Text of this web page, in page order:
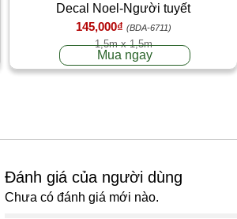
Decal Noel-Người tuyết
145,000₫ (BDA-6711)
1,5m x 1,5m
Mua ngay
Đánh giá của người dùng
Chưa có đánh giá mới nào.